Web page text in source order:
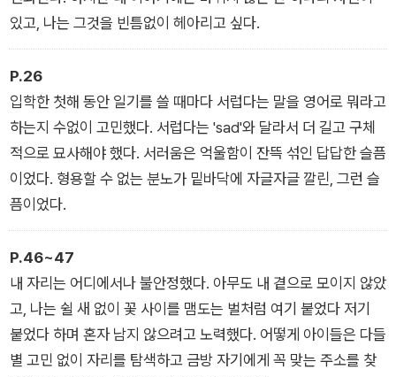
두 사람은 학교에서 가장 인기 있는 백인 여자아이들이 초대한 호
숫가 모임에 가게 된다. 그리고 한 시간 뒤, 단 한 사람만이 호수
를 빠져나온다.
있고, 나는 그것을 빈틈없이 헤아리고 싶다.
P.26
입학한 첫해 동안 일기를 쓸 때마다 서럽다는 말을 영어로 뭐라고
하는지 수없이 고민했다. 서럽다는 'sad'와 달라서 더 길고 구체
적으로 묘사해야 했다. 서러움은 억울함이 잔뜩 섞인 답답한 슬픔
이었다. 형용할 수 없는 분노가 밑바닥에 자글자글 깔린, 그런 슬
픔이었다.
P.46~47
내 자리는 어디에서나 불안정했다. 아무도 내 곁으로 모이지 않았
고, 나는 쉴 새 없이 꽃 사이를 맴도는 벌처럼 여기 붙었다 저기
붙었다 하며 혼자 남지 않으려고 노력했다. 어떻게 아이들은 다들
별 고민 없이 자리를 탐색하고 금방 자기에게 꼭 맞는 주소를 찾